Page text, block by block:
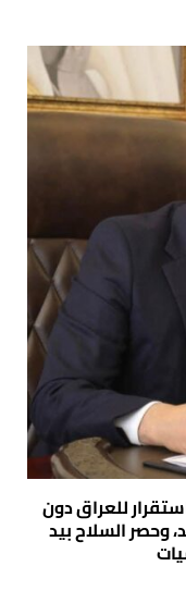
للعراق دون
السلاح بيد